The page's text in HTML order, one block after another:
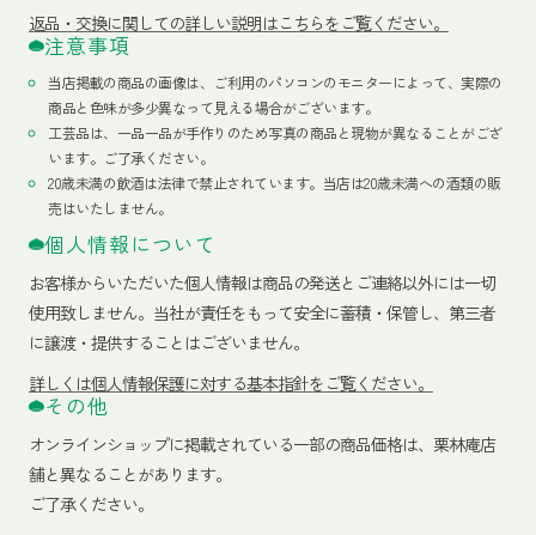
返品・交換に関しての詳しい説明はこちらをご覧ください。
注意事項
当店掲載の商品の画像は、ご利用のパソコンのモニターによって、実際の
商品と色味が多少異なって見える場合がございます。
工芸品は、一品一品が手作りのため写真の商品と現物が異なることがござ
います。ご了承ください。
20歳未満の飲酒は法律で禁止されています。当店は20歳未満への酒類の販
売はいたしません。
個人情報について
お客様からいただいた個人情報は商品の発送とご連絡以外には一切
使用致しません。当社が責任をもって安全に蓄積・保管し、第三者
に譲渡・提供することはございません。
詳しくは個人情報保護に対する基本指針をご覧ください。
その他
オンラインショップに掲載されている一部の商品価格は、栗林庵店
舗と異なることがあります。
ご了承ください。